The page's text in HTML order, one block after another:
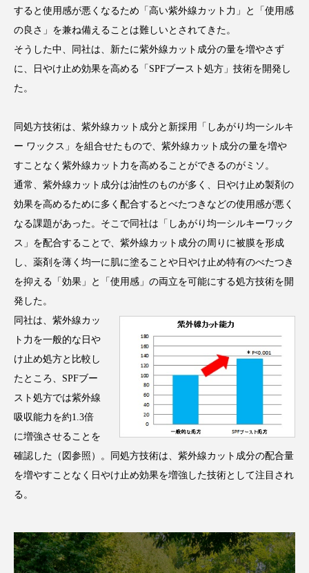
コルチゾール サステナビリティ
サプリ サロンクレンジング サロン戦略
サロン経営 サロン連略 シャネル
スカルプ クレンジング 頻度 スカルプケア
スキンケア スキンケア 習慣
スマートウォッチ スマートパッチ
スマートリング セーフプレイス セラミド
セラミド保湿 セルフケア
ソーシャルウェルネス ソーシャルコマース
タンパク質 ディープクレンジング
デジタルデトックス デトックス
パーソナライズ バーチャルメイク
すると使用感が悪くなるため「高い紫外線カット力」と「使用感
の良さ」を兼ね備えることは難しいとされてきた。
そうした中、同社は、新たに紫外線カット成分の量を増やさず
に、日やけ止め効果を高める「SPFブースト処方」技術を開発し
た。
同処方技術は、紫外線カット成分と新採用「しあがり均一シルキ
ー ワックス」を組合せたもので、紫外線カット成分の量を増や
すことなく紫外線カット力を高めることができるのがミソ。
通常、紫外線カット成分は油性のものが多く、日やけ止め製剤の
効果を高めるために多く配合するとべたつきなどの使用感が悪く
なる課題があった。そこで同社は「しあがり均一シルキーワック
ス」を配合することで、紫外線カット成分の周りに被膜を形成
し、薬剤を薄く均一に肌に塗ることや日やけ止め特有のべたつき
を抑える「効果」と「使用感」の両立を可能にする処方技術を開
発した。
同社は、紫外線カッ
ト力を一般的な日や
け止め処方と比較し
たところ、SPFブー
スト処方では紫外線
吸収能力を約1.3倍
に増強させることを
確認した（図参照）。同処方技術は、紫外線カット成分の配合量
を増やすことなく日やけ止め効果を増強した技術として注目され
る。